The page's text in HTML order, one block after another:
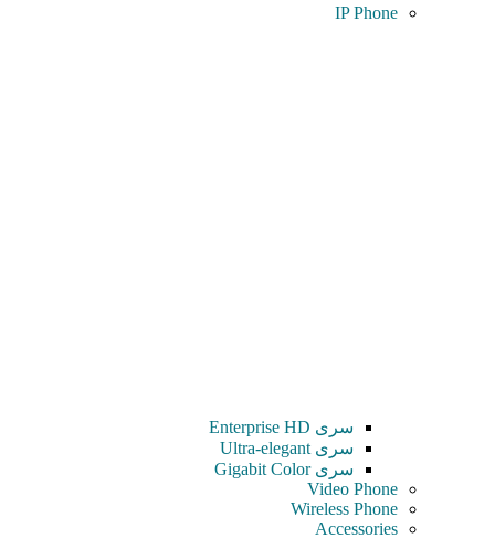
IP Phone
سری Enterprise HD
سری Ultra-elegant
سری Gigabit Color
Video Phone
Wireless Phone
Accessories